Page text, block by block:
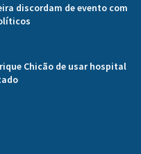
discordam de evento com
Chicão de usar hospital